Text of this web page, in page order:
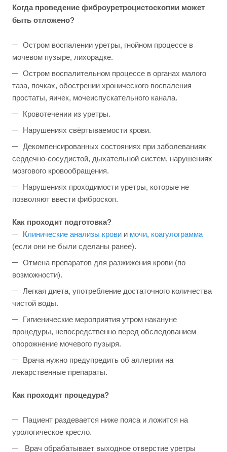
Когда проведение фиброуретроцистоскопии может
быть отложено?
Остром воспалении уретры, гнойном процессе в
мочевом пузыре, лихорадке.
Остром воспалительном процессе в органах малого
таза, почках, обострении хронического воспаления
простаты, яичек, мочеиспускательного канала.
Кровотечении из уретры.
Нарушениях свёртываемости крови.
Декомпенсированных состояниях при заболеваниях
сердечно-сосудистой, дыхательной систем, нарушениях
мозгового кровообращения.
Нарушениях проходимости уретры, которые не
позволяют ввести фиброскоп.
Как проходит подготовка?
Клинические анализы крови и мочи, коагулограмма
(если они не были сделаны ранее).
Отмена препаратов для разжижения крови (по
возможности).
Легкая диета, употребление достаточного количества
чистой воды.
Гигиенические мероприятия утром накануне
процедуры, непосредственно перед обследованием
опорожнение мочевого пузыря.
Врача нужно предупредить об аллергии на
лекарственные препараты.
Как проходит процедура?
Пациент раздевается ниже пояса и ложится на
урологическое кресло.
Врач обрабатывает выходное отверстие уретры